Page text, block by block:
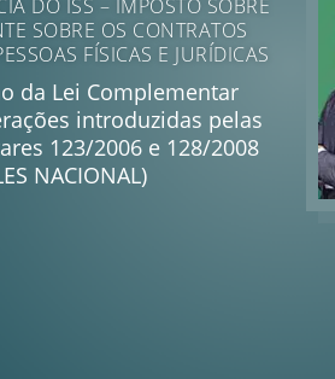
DO ISS – IMPOSTO SOBRE
SOBRE OS CONTRATOS
FÍSICAS E JURÍDICAS
da Lei Complementar
introduzidas pelas
123/2006 e 128/2008
NACIONAL)